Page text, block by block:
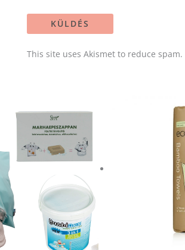
This site uses Akismet to reduce spam.
is:
10
136 Ft.